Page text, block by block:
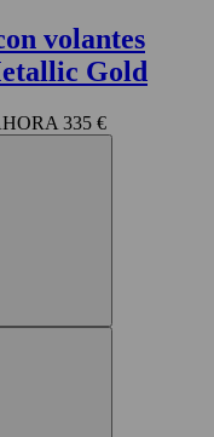
volantes
Gold
335 €